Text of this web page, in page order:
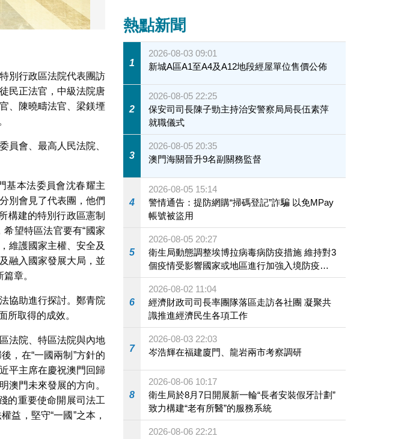
別行政區法院代表團訪
民正法官，中級法院唐
、陳曉疇法官、梁鎂堙
員會、最高人民法院、
基本法委員會沈春耀主
別會見了代表團，他們
構建的特別行政區憲制
望特區法官要有“國家
維護國家主權、安全及
融入國家發展大局，並
章。
協助進行探討。鄭青院
所取得的成效。
法院、特區法院與內地
，在“一國兩制”方針的
平主席在慶祝澳門回歸
澳門未來發展的方向。
的重要使命開展司法工
益，堅守“一國”之本，
熱點新聞
1
2026-08-03 09:01
新城A區A1至A4及A12地段經屋單位售價公佈
2
2026-08-05 22:25
保安司司長陳子勁主持治安警察局局長伍素萍
就職儀式
3
2026-08-05 20:35
澳門海關晉升9名副關務監督
4
2026-08-05 15:14
警情通告：提防網購“掃碼登記”詐騙 以免MPay
帳號被盜用
5
2026-08-05 20:27
衛生局動態調整埃博拉病毒病防疫措施 維持對3
個疫情受影響國家或地區進行加強入境防疫措
施
6
2026-08-02 11:04
經濟財政司司長率團隊落區走訪各社團 凝聚共
識推進經濟民生各項工作
7
2026-08-03 22:03
岑浩輝在福建廈門、龍岩兩市考察調研
8
2026-08-06 10:17
衛生局於8月7日開展新一輪“長者安裝假牙計劃”
致力構建“老有所醫”的服務系統
2026-08-06 22:21